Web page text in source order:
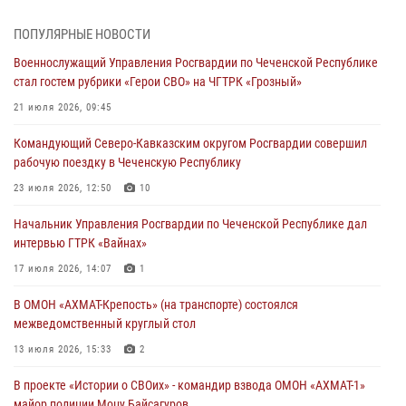
Командующий Северо-Кавказским округом Росгвардии совершил
23 июля 2026, 12:50
Военнослужащий Управления Росгвардии по Чеченской Республике
21 июля 2026, 09:45
В ДНР росгвардейцы уничтожили около 80 вражеских
19 июля 2026, 13:50
В Грозном Росгвардия обеспечила безопасность конно-спортивных
18 июля 2026, 13:46
ПОПУЛЯРНЫЕ НОВОСТИ
Военнослужащий Управления Росгвардии по Чеченской Республике
стал гостем рубрики «Герои СВО» на ЧГТРК «Грозный»
21 июля 2026, 09:45
Командующий Северо-Кавказским округом Росгвардии совершил
рабочую поездку в Чеченскую Республику
23 июля 2026, 12:50 10
Начальник Управления Росгвардии по Чеченской Республике дал
интервью ГТРК «Вайнах»
17 июля 2026, 14:07 1
В ОМОН «АХМАТ-Крепость» (на транспорте) состоялся
межведомственный круглый стол
13 июля 2026, 15:33 2
В проекте «Истории о СВОих» - командир взвода ОМОН «АХМАТ-1»